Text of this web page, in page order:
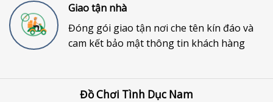
Giao tận nhà
Đóng gói giao tận nơi che tên kín đáo và
cam kết bảo mật thông tin khách hàng
Đồ Chơi Tình Dục Nam